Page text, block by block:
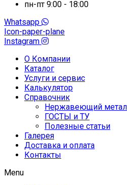
пн-пт 9:00 - 18:00
Whatsapp
Icon-paper-plane
Instagram
О Компании
Каталог
Услуги и сервис
Калькулятор
Справочник
Нержавеющий
ГОСТЫ и ТУ
Полезные статьи
Галерея
Доставка и оплата
Контакты
Menu